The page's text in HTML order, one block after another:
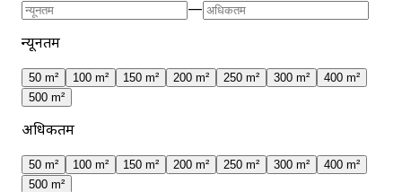
—
न्यूनतम
50 m² 100 m² 150 m² 200 m² 250 m² 300 m²
400 m²
500 m²
अधिकतम
50 m² 100 m² 150 m² 200 m² 250 m² 300 m²
400 m²
500 m²